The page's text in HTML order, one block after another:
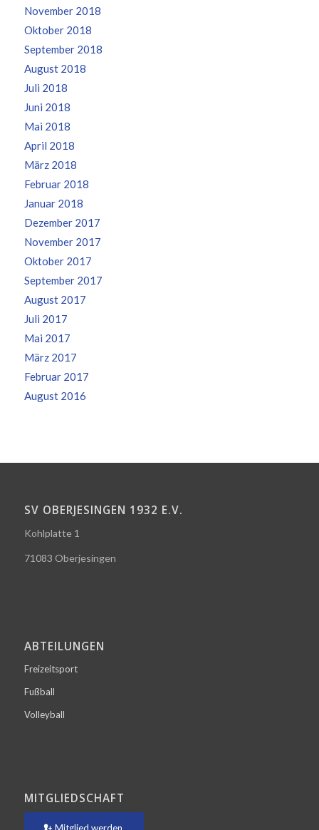
November 2018
Oktober 2018
September 2018
August 2018
Juli 2018
Juni 2018
Mai 2018
April 2018
März 2018
Februar 2018
Januar 2018
Dezember 2017
November 2017
Oktober 2017
September 2017
August 2017
Juli 2017
Mai 2017
März 2017
Februar 2017
August 2016
SV OBERJESINGEN 1932 E.V.
Kohlplatte 1
71083 Oberjesingen
ABTEILUNGEN
Freizeitsport
Fußball
Volleyball
MITGLIEDSCHAFT